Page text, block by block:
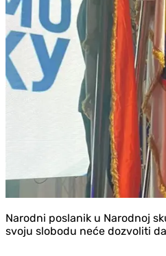
Narodni poslanik u Narodnoj
svoju slobodu neće dozvoliti